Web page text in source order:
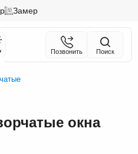
Замер
Позвонить Поиск
окна